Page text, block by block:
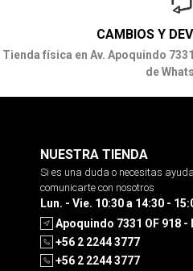
CAMBIOS Y
Tienda física en Av. Apoquindo
de
NUESTRA TIENDA
Si es una duda o necesitas
comunicarte con nosotros
Lun. - Vie. 10:30 a 14:30 -
Apoquindo 7331 OF 918 -
+56 2 2244 3777
+56 2 2244 3777